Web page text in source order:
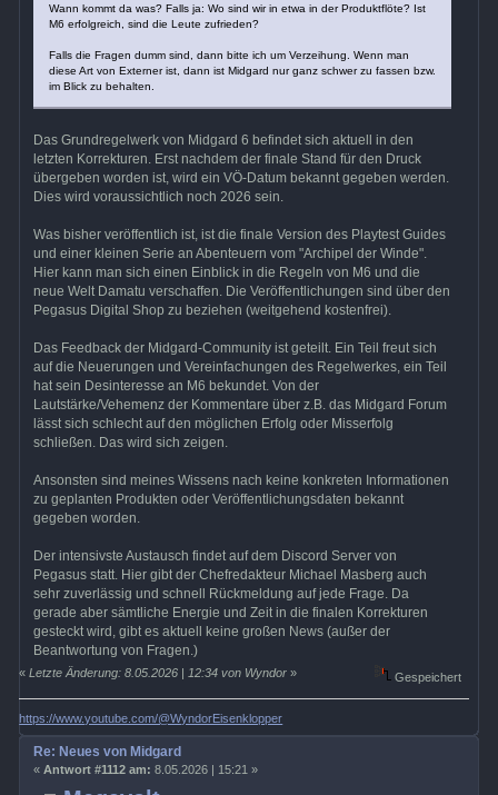
Wann kommt da was? Falls ja: Wo sind wir in etwa in der Produktflöte? Ist
M6 erfolgreich, sind die Leute zufrieden?
Falls die Fragen dumm sind, dann bitte ich um Verzeihung. Wenn man
diese Art von Externer ist, dann ist Midgard nur ganz schwer zu fassen bzw.
im Blick zu behalten.
Das Grundregelwerk von Midgard 6 befindet sich aktuell in den
letzten Korrekturen. Erst nachdem der finale Stand für den Druck
übergeben worden ist, wird ein VÖ-Datum bekannt gegeben werden.
Dies wird voraussichtlich noch 2026 sein.
Was bisher veröffentlich ist, ist die finale Version des Playtest Guides
und einer kleinen Serie an Abenteuern vom "Archipel der Winde".
Hier kann man sich einen Einblick in die Regeln von M6 und die
neue Welt Damatu verschaffen. Die Veröffentlichungen sind über den
Pegasus Digital Shop zu beziehen (weitgehend kostenfrei).
Das Feedback der Midgard-Community ist geteilt. Ein Teil freut sich
auf die Neuerungen und Vereinfachungen des Regelwerkes, ein Teil
hat sein Desinteresse an M6 bekundet. Von der
Lautstärke/Vehemenz der Kommentare über z.B. das Midgard Forum
lässt sich schlecht auf den möglichen Erfolg oder Misserfolg
schließen. Das wird sich zeigen.
Ansonsten sind meines Wissens nach keine konkreten Informationen
zu geplanten Produkten oder Veröffentlichungsdaten bekannt
gegeben worden.
Der intensivste Austausch findet auf dem Discord Server von
Pegasus statt. Hier gibt der Chefredakteur Michael Masberg auch
sehr zuverlässig und schnell Rückmeldung auf jede Frage. Da
gerade aber sämtliche Energie und Zeit in die finalen Korrekturen
gesteckt wird, gibt es aktuell keine großen News (außer der
Beantwortung von Fragen.)
«Letzte Änderung: 8.05.2026 | 12:34 von Wyndor » Gespeichert
https://www.youtube.com/@WyndorEisenklopper
Re: Neues von Midgard
« Antwort #1112 am: 8.05.2026 | 15:21 »